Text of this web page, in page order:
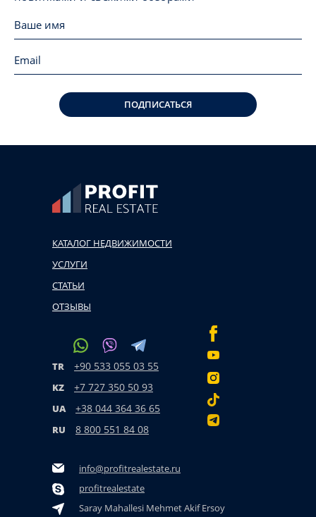
ПОДПИСАТЬСЯ
КАТАЛОГ НЕДВИЖИМОСТИ
УСЛУГИ
СТАТЬИ
ОТЗЫВЫ
TR +90 533 055 03 55
KZ +7 727 350 50 93
UA +38 044 364 36 65
RU 8 800 551 84 08
info@profitrealestate.ru
profitrealestate
Saray Mahallesi Mehmet Akif Ersoy